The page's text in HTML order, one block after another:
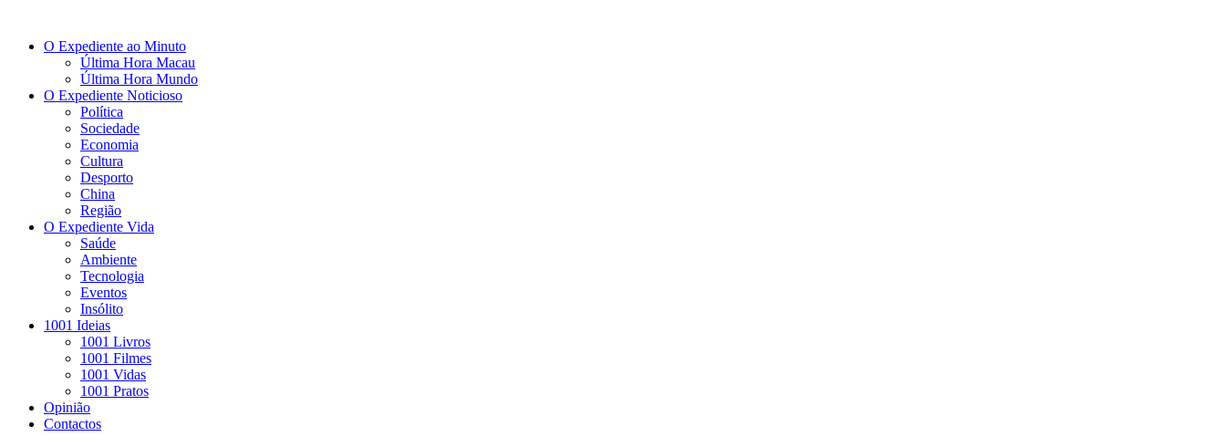
O Expediente ao Minuto
Última Hora Macau
Última Hora Mundo
O Expediente Noticioso
Política
Sociedade
Economia
Cultura
Desporto
China
Região
O Expediente Vida
Saúde
Ambiente
Tecnologia
Eventos
Insólito
1001 Ideias
1001 Livros
1001 Filmes
1001 Vidas
1001 Pratos
Opinião
Contactos